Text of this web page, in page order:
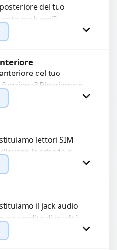
del tuo
problemi?
risolvere guasti come
messa a fuoco non
Preventivo
WhatsApp
del tuo
Ripariamo o
guaste con
sfocate, messa
Preventivo
WhatsApp
lettori SIM
la scheda o
Utilizziamo
Preventivo
WhatsApp
il jack audio
perdita di qualità
di collegare cuffie